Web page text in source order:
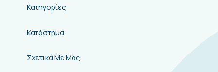
Κατηγορίες
Κατάστημα
Σχετικά Με Μας